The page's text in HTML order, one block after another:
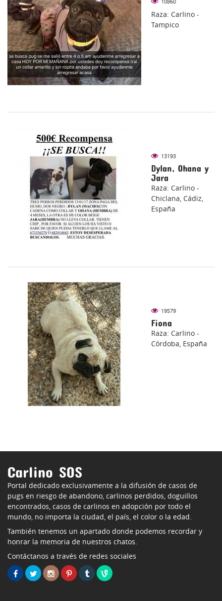
Raza: Carlino -
Tampico
13193
Dylan, Ohana y
Jara
Raza: Carlino -
Chiclana, Cádiz,
España
19579
Fiona
Raza: Carlino -
Córdoba, España
Carlino SOS
Portal dedicado exclusivamente a la difusión de casos de
pugs en riesgo de abandono, carlinos perdidos, doguillos
encontrados, casos de carlinos en adopción por todo el
mundo, no importa la ciudad, el país, el color o la edad.
También tenemos un apartado donde podemos recordar y
honrar la memoria de nuestros chatos.
Contáctanos a través de redes sociales